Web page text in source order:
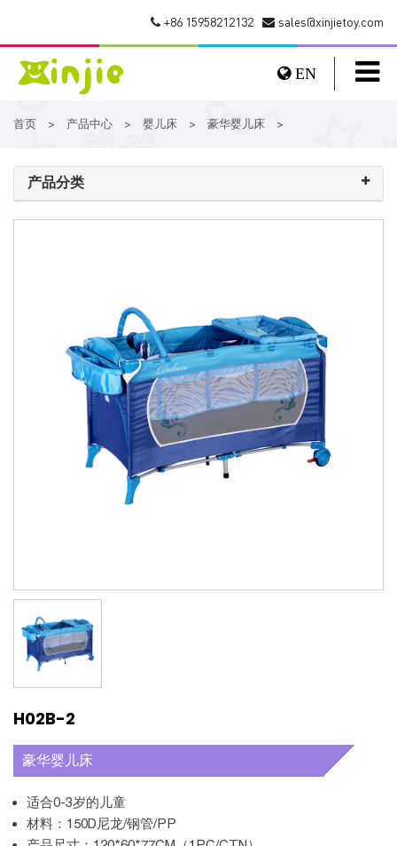
sales@xinjietoy.com
+86 15958212132
EN
首页 > 产品中心 > 婴儿床 > 豪华婴儿床 >
产品分类
H02B-2
豪华婴儿床
适合0-3岁的儿童
材料：150D尼龙/钢管/PP